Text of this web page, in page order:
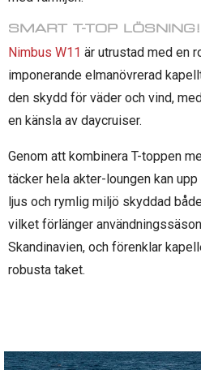
SMART T-TOP LÖSNING!
Nimbus W11 är utrustad med en
imponerande elmanövrerad
den skydd för väder och vind,
en känsla av daycruiser.
Genom att kombinera T-toppen
täcker hela akter-loungen kan
ljus och rymlig miljö skyddad
vilket förlänger
Skandinavien, och förenklar
robusta taket.